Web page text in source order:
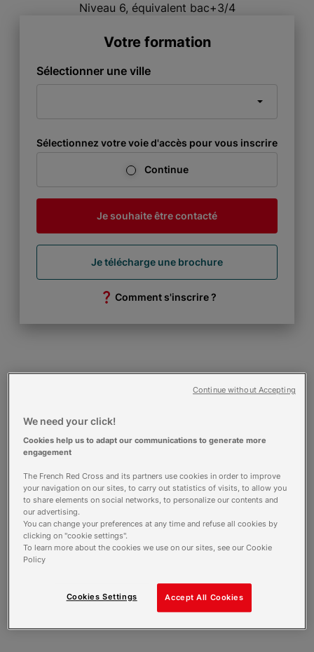
Niveau 6, équivalent bac+3/4
Votre formation
Sélectionner une ville
Sélectionnez votre voie d'accès pour vous inscrire
Continue
Je souhaite être contacté
Je télécharge une brochure
Comment s'inscrire ?
15 février 2026 - Clôture des sélections
13 mai 2026 - Publication des admissions
1 septembre 2026 - Rentrée
Liste des admissions
J'accède à la liste des résultats
We need your click!
Cookies help us to adapt our communications to generate more
engagement
The French Red Cross and its partners use cookies in order to improve
your navigation on our sites, to carry out statistics of visits, to allow you
to share elements on social networks, to personalize our contents and
our advertising.
You can change your preferences at any time and refuse all cookies by
clicking on "cookie settings".
To learn more about the cookies we use on our sites, see our Cookie
Policy
Accept All Cookies
Cookies Settings
Continue without Accepting